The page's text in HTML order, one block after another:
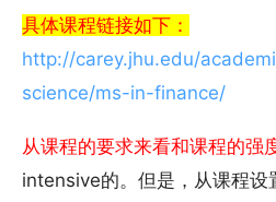
具体课程链接如下：
http://carey.jhu.edu/
science/ms-in-finance/
从课程的要求来看和课程的强
intensive的。但是，从课程设